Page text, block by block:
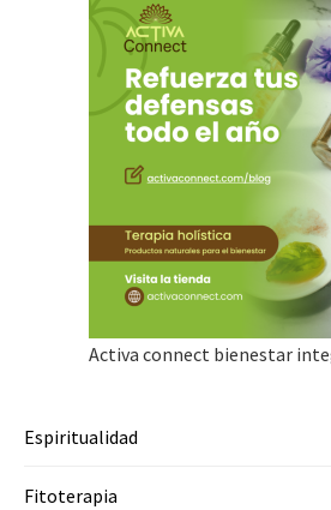
Activa connect bienestar
Espiritualidad
Fitoterapia